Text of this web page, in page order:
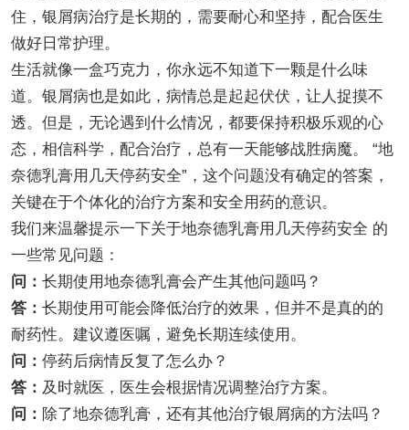
住，银屑病治疗是长期的，需要耐心和坚持，配合医生
做好日常护理。
生活就像一盒巧克力，你永远不知道下一颗是什么味
道。银屑病也是如此，病情总是起起伏伏，让人捉摸不
透。但是，无论遇到什么情况，都要保持积极乐观的心
态，相信科学，配合治疗，总有一天能够战胜病魔。 “地
奈德乳膏用几天停药安全”，这个问题没有确定的答案，
关键在于个体化的治疗方案和安全用药的意识。
我们来温馨提示一下关于地奈德乳膏用几天停药安全 的
一些常见问题：
问： 长期使用地奈德乳膏会产生其他问题吗？
答： 长期使用可能会降低治疗的效果，但并不是真的的
耐药性。建议遵医嘱，避免长期连续使用。
问： 停药后病情反复了怎么办？
答： 及时就医，医生会根据情况调整治疗方案。
问： 除了地奈德乳膏，还有其他治疗银屑病的方法吗？